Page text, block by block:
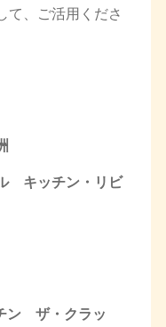
て、ご活用くださ
キッチン・リビ
ン ザ・クラッ